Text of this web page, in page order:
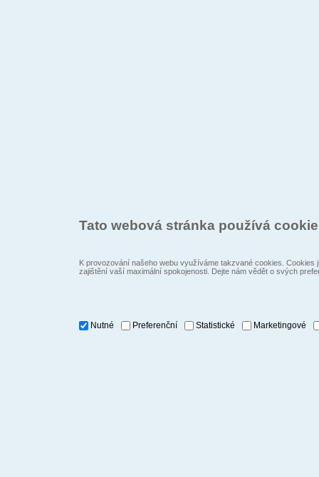
Tato webová stránka používá
K provozování našeho webu využíváme takzvané cookies.
zajištění vaší maximální spokojenosti. Dejte nám vědět o svých
Nutné Preferenční Statistické Marketingové